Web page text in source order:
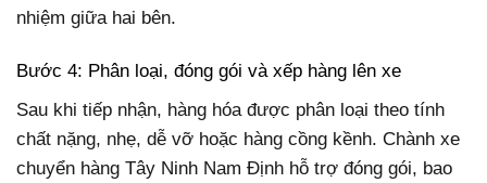
nhiệm giữa hai bên.
Bước 4: Phân loại, đóng gói và xếp hàng lên xe
Sau khi tiếp nhận, hàng hóa được phân loại theo tính
chất nặng, nhẹ, dễ vỡ hoặc hàng cồng kềnh. Chành xe
chuyển hàng Tây Ninh Nam Định hỗ trợ đóng gói, bao